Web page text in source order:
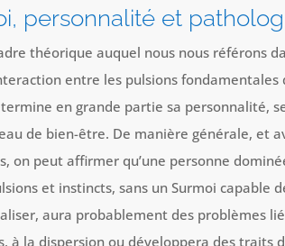
personnalité et
théorique auquel nous nous référons
entre les pulsions fondamentales
en grande partie sa personnalité,
de bien-être. De manière générale, et
on peut affirmer qu’une personne
et instincts, sans un Surmoi capable
aura probablement des problèmes
à la dispersion ou développera des traits